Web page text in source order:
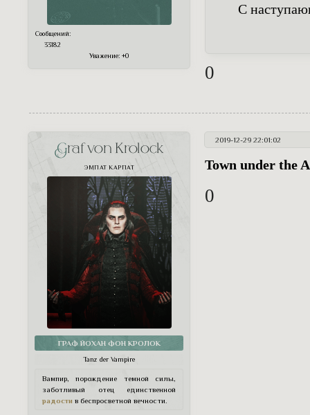
Сообщений:
33182
Уважение: +0
С
0
2019-12-29 22:01:02
Graf von Krolock
ЭМПАТ КАРПАТ
ГРАФ ЙОХАН ФОН КРОЛОК
Tanz der Vampire
Вампир, порождение темной силы,
заботливый отец единственной
радости в беспросветной вечности.
Town under the
0